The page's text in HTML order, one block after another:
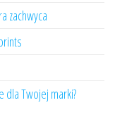
zachwyca
dla Twojej marki?